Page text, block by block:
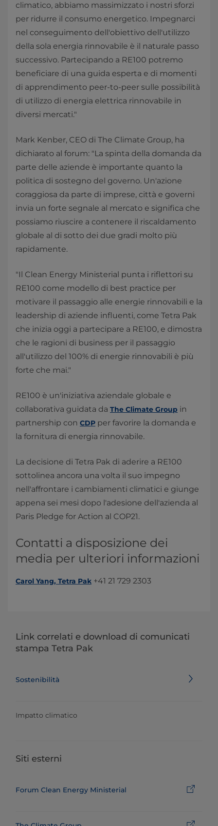
climatico, abbiamo massimizzato i nostri sforzi
per ridurre il consumo energetico. Impegnarci
nel conseguimento dell'obiettivo dell'utilizzo
della sola energia rinnovabile è il naturale passo
successivo. Partecipando a RE100 potremo
beneficiare di una guida esperta e di momenti
di apprendimento peer-to-peer sulle possibilità
di utilizzo di energia elettrica rinnovabile in
diversi mercati."
Mark Kenber, CEO di The Climate Group, ha
dichiarato al forum: "La spinta della domanda da
parte delle aziende è importante quanto la
politica di sostegno del governo. Un'azione
coraggiosa da parte di imprese, città e governi
invia un forte segnale al mercato e significa che
possiamo riuscire a contenere il riscaldamento
globale al di sotto dei due gradi molto più
rapidamente.
"Il Clean Energy Ministerial punta i riflettori su
RE100 come modello di best practice per
motivare il passaggio alle energie rinnovabili e la
leadership di aziende influenti, come Tetra Pak
che inizia oggi a partecipare a RE100, e dimostra
che le ragioni di business per il passaggio
all'utilizzo del 100% di energie rinnovabili è più
forte che mai."
RE100 è un'iniziativa aziendale globale e
collaborativa guidata da The Climate Group in
partnership con CDP per favorire la domanda e
la fornitura di energia rinnovabile.
​La decisione di Tetra Pak di aderire a RE100
sottolinea ancora una volta il suo impegno
nell'affrontare i cambiamenti climatici e giunge
appena sei mesi dopo l'adesione dell'azienda al
Paris Pledge for Action al COP21.
Contatti a disposizione dei
media per ulteriori informazioni
Carol Yang, Tetra Pak +41 21 729 2303​
Link correlati e download di comunicati
stampa Tetra Pak
Sostenibilità
Impatto climatico
Siti esterni
Forum Clean Energy Ministerial